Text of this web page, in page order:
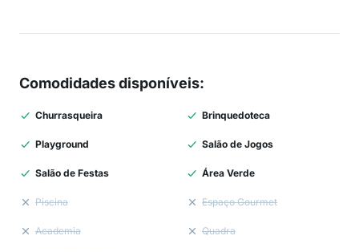
Comodidades disponíveis:
Churrasqueira Brinquedoteca
Playground Salão de Jogos
Salão de Festas Área Verde
Piscina Espaço Gourmet
Academia Quadra